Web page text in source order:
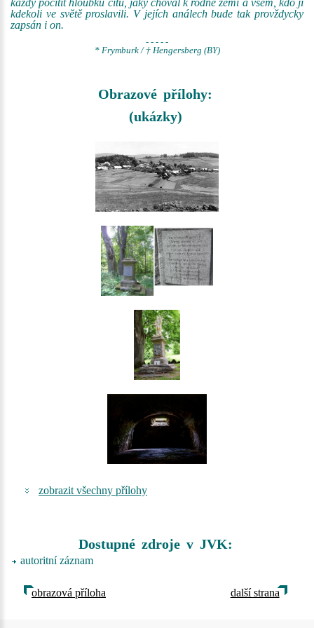
každý pocítit hloubku citu, jaký choval k rodné zemi a všem, kdo ji
kdekoli ve světě proslavili. V jejích análech bude tak provždycky
zapsán i on.
- - - - -
* Frymburk / † Hengersberg (BY)
Obrazové přílohy:
(ukázky)
zobrazit všechny přílohy
Dostupné zdroje v JVK:
autoritní záznam
obrazová příloha další strana